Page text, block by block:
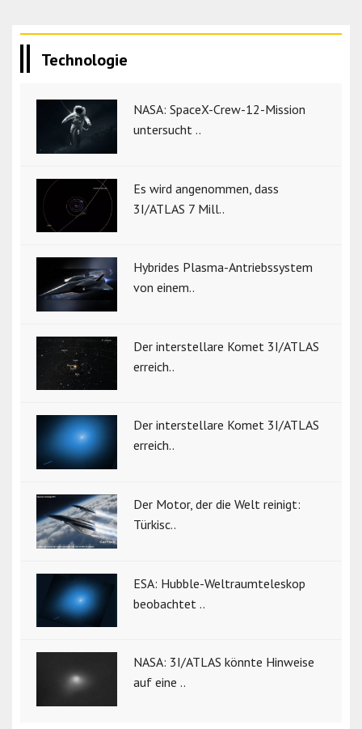
Technologie
NASA: SpaceX-Crew-12-Mission
untersucht ..
Es wird angenommen, dass
3I/ATLAS 7 Mill..
Hybrides Plasma-Antriebssystem
von einem..
Der interstellare Komet 3I/ATLAS
erreich..
Der interstellare Komet 3I/ATLAS
erreich..
Der Motor, der die Welt reinigt:
Türkisc..
ESA: Hubble-Weltraumteleskop
beobachtet ..
NASA: 3I/ATLAS könnte Hinweise
auf eine ..